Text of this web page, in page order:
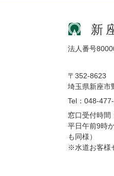
新
法人番号
〒352-8623
埼玉県新座市
Tel：048-477-
窓口受付時間
平日午前9時
も同様）
※水道お客様